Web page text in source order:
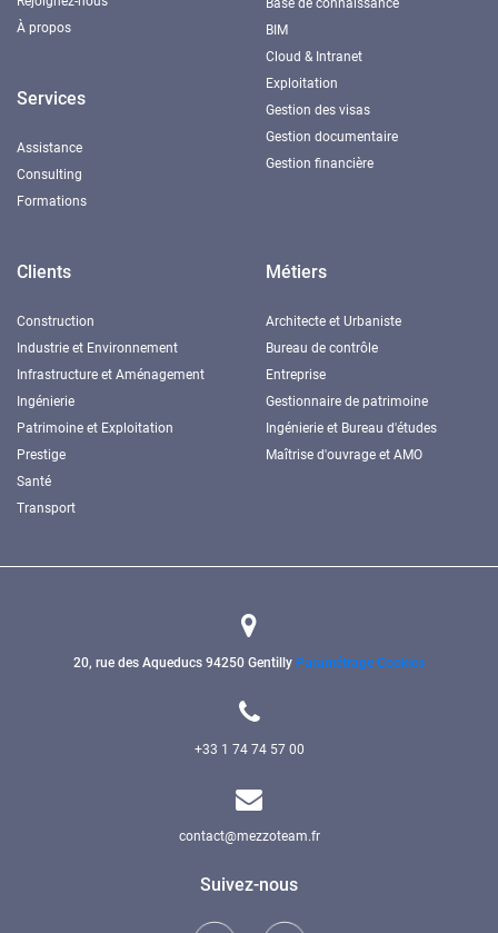
À propos
Services
Assistance
Consulting
Formations
BIM
Cloud & Intranet
Exploitation
Gestion des visas
Gestion documentaire
Gestion financière
Clients
Construction
Industrie et Environnement
Infrastructure et Aménagement
Ingénierie
Patrimoine et Exploitation
Prestige
Santé
Transport
Métiers
Architecte et Urbaniste
Bureau de contrôle
Entreprise
Gestionnaire de patrimoine
Ingénierie et Bureau d'études
Maîtrise d'ouvrage et AMO
20, rue des Aqueducs 94250 Gentilly Paramétrage Cookies
+33 1 74 74 57 00
contact@mezzoteam.fr
Suivez-nous